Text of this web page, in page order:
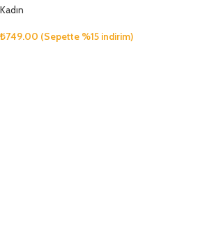
Kadın
₺749.00 (Sepette %15 indirim)